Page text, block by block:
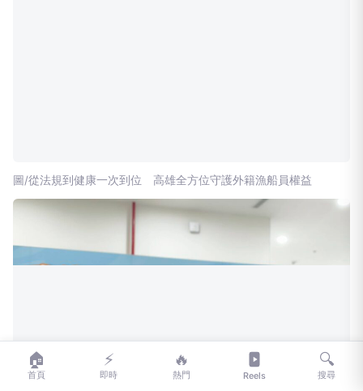
🏠
首頁
⚡
即時
🔥
熱門 Reels
🔍
搜尋